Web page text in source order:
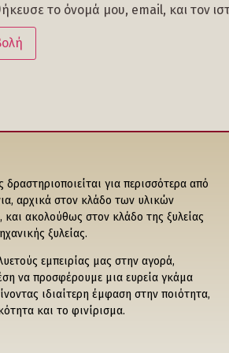
το όνομά μου, email, και τον
δραστηριοποιείται για περισσότερα από
αρχικά στον κλάδο των υλικών
και ακολούθως στον κλάδο της ξυλείας
ξυλείας.
εμπειρίας μας στην αγορά,
να προσφέρουμε μια ευρεία γκάμα
ιδιαίτερη έμφαση στην ποιότητα,
και το φινίρισμα.